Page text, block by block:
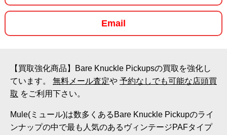
Email
【買取強化商品】Bare Knuckle Pickupsの買取を強化し
ています。 無料メール査定や 予約なしでも可能な店頭買
取 をご利用下さい。
Mule(ミュール)は数多くあるBare Knuckle Pickupのライ
ンナップの中で最も人気のあるヴィンテージPAFタイプ